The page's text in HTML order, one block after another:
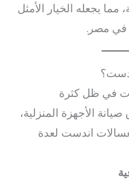
مما يجعله الخيار الأمثل
في مصر.
في ظل كثرة
الأجهزة المنزلية،
اندست لعدة